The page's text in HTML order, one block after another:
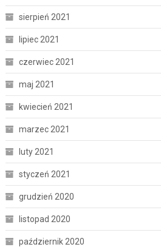
sierpień 2021
lipiec 2021
czerwiec 2021
maj 2021
kwiecień 2021
marzec 2021
luty 2021
styczeń 2021
grudzień 2020
listopad 2020
październik 2020